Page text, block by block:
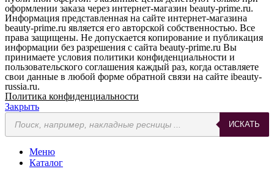
оформлении заказа через интернет-магазин beauty-prime.ru.
Информация представленная на сайте интернет-магазина
beauty-prime.ru является его авторской собственностью. Все
права защищены. Не допускается копирование и публикация
информации без разрешения с сайта beauty-prime.ru Вы
принимаете условия политики конфиденциальности и
пользовательского соглашения каждый раз, когда оставляете
свои данные в любой форме обратной связи на сайте ibeauty-
russia.ru.
Политика конфиденциальности
Закрыть
Поиск
товаров
ИСКАТЬ
Меню
Каталог